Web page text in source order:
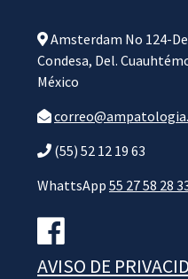
Amsterdam No 124-
Condesa, Del.
México
(55) 52 12 19 63
WhattsApp 55 27 58 28
AVISO DE